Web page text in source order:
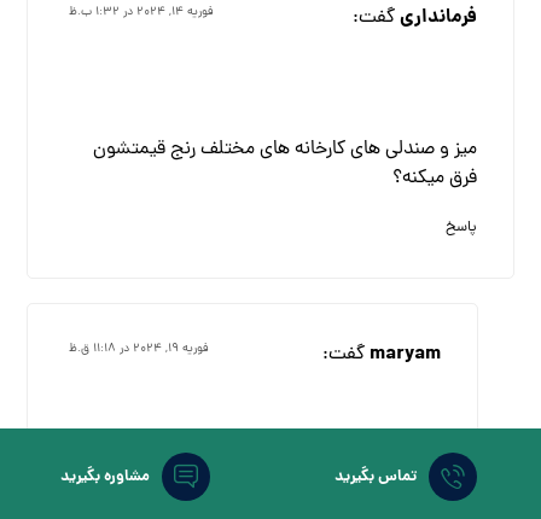
فرمانداریگفت: فوریه ۱۴, ۲۰۲۴ در ۱:۳۲ ب.ظ
میز و صندلی های کارخانه های مختلف رنج قیمتشون
فرق میکنه؟
پاسخ
maryam گفت: فوریه ۱۹, ۲۰۲۴ در ۱۱:۱۸ ق.ظ
بله تماس بگیرید مشاوره بگیرید